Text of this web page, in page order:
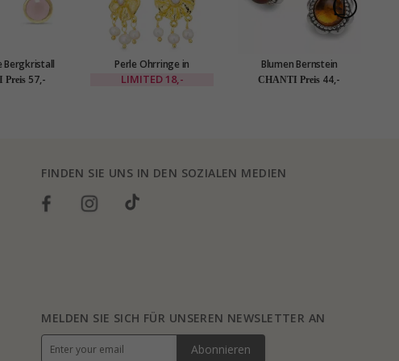
Bergkristall
vergoldetem
Preis 57,-
Perle Ohrringe in
vergoldetes Messing - Eliné
LIMITED 18,-
Blumen Bernstein
Ohrstecker in Silber
CHANTI Preis 44,-
FINDEN SIE UNS IN DEN SOZIALEN MEDIEN
MELDEN SIE SICH FÜR UNSEREN NEWSLETTER AN
Abonnieren